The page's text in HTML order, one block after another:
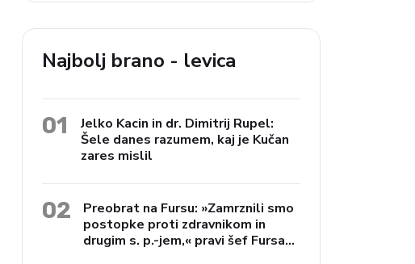
Najbolj brano - levica
01
Jelko Kacin in dr. Dimitrij Rupel:
Šele danes razumem, kaj je Kučan
zares mislil
02
Preobrat na Fursu: »Zamrznili smo
postopke proti zdravnikom in
drugim s. p.-jem,« pravi šef Fursa